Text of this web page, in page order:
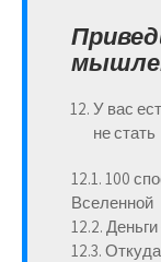
У вас
не стать
12.1. 100
Вселенной
12.2.
12.3.